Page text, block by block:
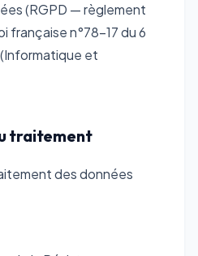
(RGPD — règlement
française n°78-17 du 6
et
traitement
des données